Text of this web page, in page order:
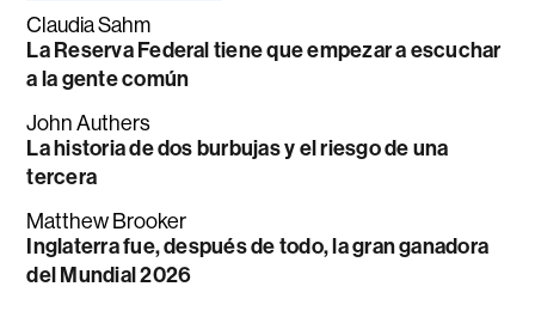
Claudia Sahm
La Reserva Federal tiene que empezar a escuchar
a la gente común
John Authers
La historia de dos burbujas y el riesgo de una
tercera
Matthew Brooker
Inglaterra fue, después de todo, la gran ganadora
del Mundial 2026